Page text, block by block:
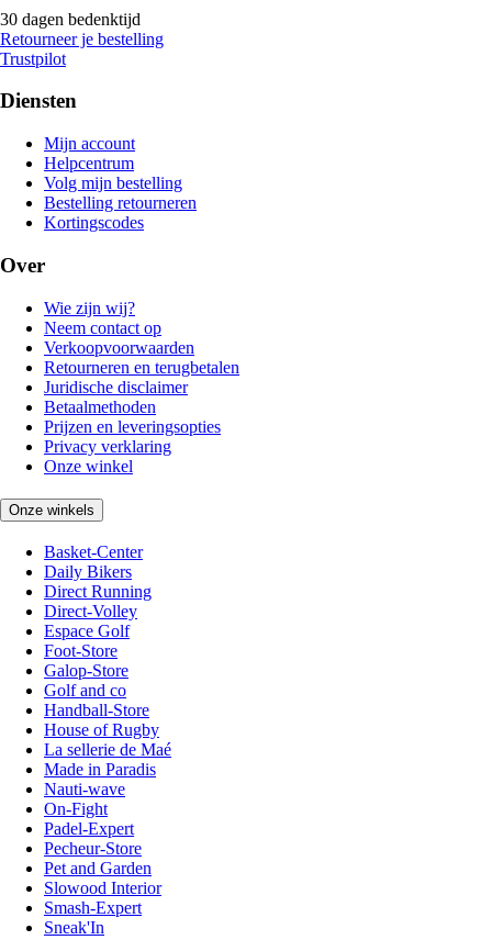
30 dagen bedenktijd
Retourneer je bestelling
Trustpilot
Diensten
Mijn account
Helpcentrum
Volg mijn bestelling
Bestelling retourneren
Kortingscodes
Over
Wie zijn wij?
Neem contact op
Verkoopvoorwaarden
Retourneren en terugbetalen
Juridische disclaimer
Betaalmethoden
Prijzen en leveringsopties
Privacy verklaring
Onze winkel
Onze winkels
Basket-Center
Daily Bikers
Direct Running
Direct-Volley
Espace Golf
Foot-Store
Galop-Store
Golf and co
Handball-Store
House of Rugby
La sellerie de Maé
Made in Paradis
Nauti-wave
On-Fight
Padel-Expert
Pecheur-Store
Pet and Garden
Slowood Interior
Smash-Expert
Sneak'In